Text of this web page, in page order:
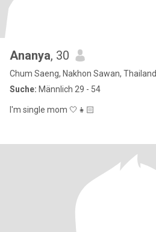
Ananya, 30
Chum Saeng, Nakhon Sawan, Thailand
Suche: Männlich 29 - 54
I'm single mom 🤍👧🏻